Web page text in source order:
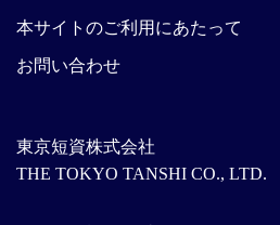
東京短資株式会社
THE TOKYO TANSHI CO., LTD.
本サイトのご利用にあたって
お問い合わせ